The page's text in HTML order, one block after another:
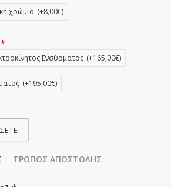
χρώμιο (+8,00€)
Ενσύρματος (+165,00€)
(+195,00€)
ΤΡΌΠΟΣ ΑΠΟΣΤΟΛΉΣ